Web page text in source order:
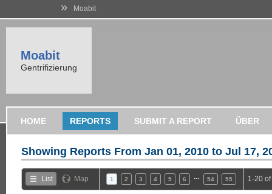
» Moabit
Moabit
Gentrifizierung
HOME REPORTS SUBMIT A REPORT ÜBER
Showing Reports From Jan 01, 2010 to Jul 17,
List Map 1 2 3 4 5 6 54 55 1-20